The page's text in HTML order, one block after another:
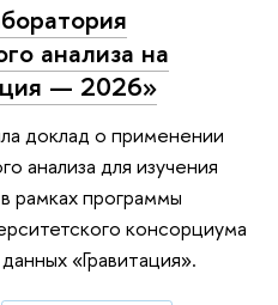
анализа на
— 2026»
доклад о применении
анализа для изучения
рамках программы
консорциума
«Гравитация».